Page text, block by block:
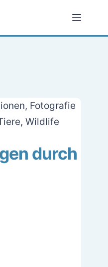
, Fotografie
, Wildlife
durch